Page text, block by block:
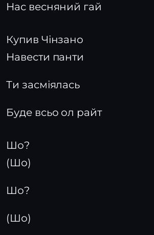
Нас весняний гай
Купив Чінзано
Навести панти
Ти засміялась
Буде всьо ол райт
Шо?
(Шо)
Шо?
(Шо)